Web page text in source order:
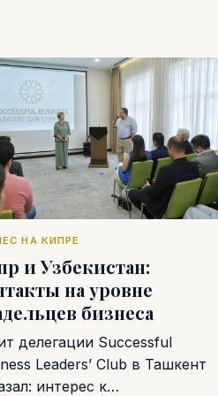
НА КИПРЕ
и Узбекистан:
на уровне
бизнеса
делегации Successful
Leaders’ Club в Ташкент
интерес к…